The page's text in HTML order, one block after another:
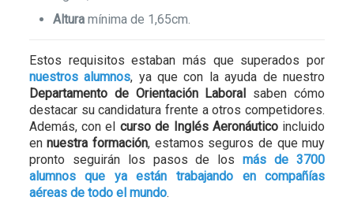
Alturamínima de 1,65cm.
Estos requisitos estaban más que superados por
nuestros alumnos, ya que con la ayuda de nuestro
Departamento de Orientación Laboral saben cómo
destacar su candidatura frente a otros competidores.
Además, con el curso de Inglés Aeronáuticoincluido
ennuestra formación, estamos seguros de que muy
pronto seguirán los pasos de losmás de 3700
alumnos que ya están trabajando en compañías
aéreas de todo el mundo.